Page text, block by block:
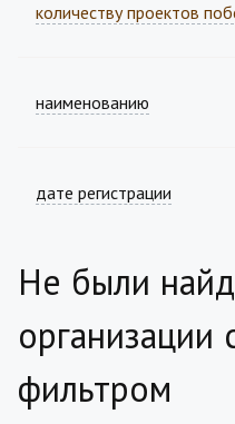
количеству проектов
наименованию
дате регистрации
Не были
организации
фильтром